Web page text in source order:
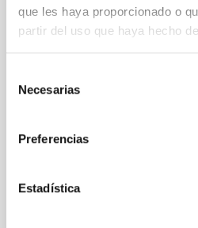
que les haya proporcionado o
partir del uso que haya hecho
Necesarias
Preferencias
Estadística
Instituto
Ms.
Subjefe/a